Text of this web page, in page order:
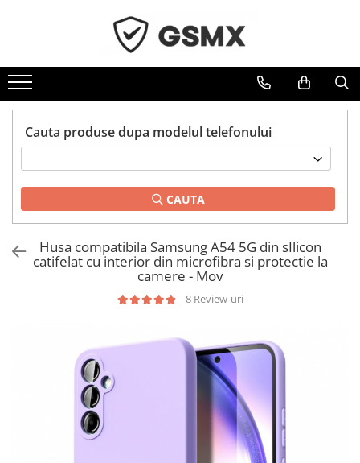
Folii de protectie
Folii Samsung
Folii Iphone
Folii Motorola
Folii OnePlus
Folii Realme
Folii sticla ZTE
Huse Telefoane
Huse Samsung
Cauta produse dupa modelul telefonului
CAUTA
Husa compatibila Samsung A54 5G din sIlicon
catifelat cu interior din microfibra si protectie la
camere - Mov
8 Review-uri